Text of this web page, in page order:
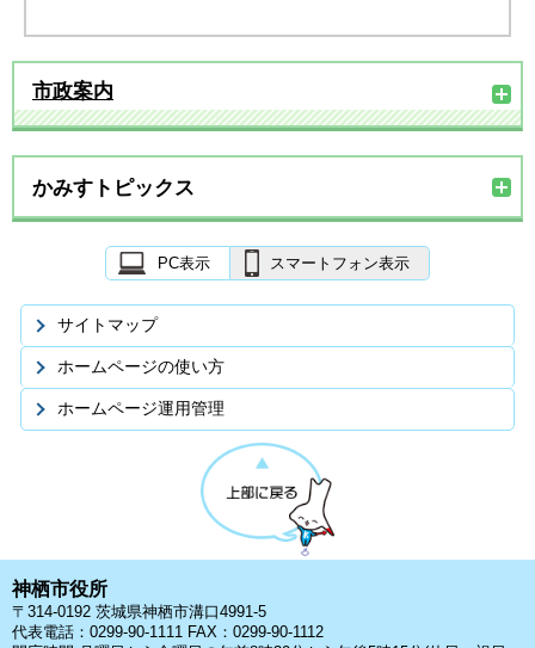
市政案内
かみすトピックス
PC表示 スマートフォン表示
サイトマップ
ホームページの使い方
ホームページ運用管理
神栖市役所
〒314-0192 茨城県神栖市溝口4991-5
代表電話：0299-90-1111 FAX：0299-90-1112